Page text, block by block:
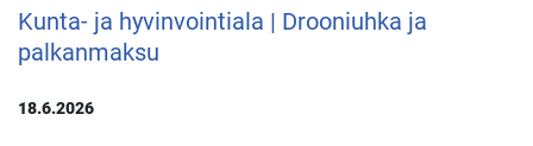
Kunta- ja hyvinvointiala | Drooniuhka ja
palkanmaksu
18.6.2026